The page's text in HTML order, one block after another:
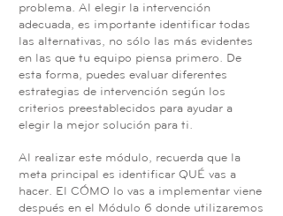
problema. Al elegir la intervención
adecuada, es importante identificar todas
las alternativas, no sólo las más evidentes
en las que tu equipo piensa primero. De
esta forma, puedes evaluar diferentes
estrategias de intervención según los
criterios preestablecidos para ayudar a
elegir la mejor solución para ti.
Al realizar este módulo, recuerda que la
meta principal es identificar QUÉ vas a
hacer. El CÓMO lo vas a implementar viene
después en el Módulo 6 donde utilizaremos